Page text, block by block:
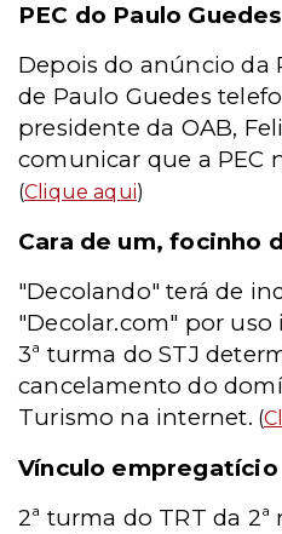
PEC do Paulo
Depois do anúncio da
de Paulo Guedes
presidente da OAB,
comunicar que a PEC
(Clique aqui)
Cara de um, focinho
"Decolando" terá de
"Decolar.com" por uso
3ª turma do STJ
cancelamento do
Turismo na internet. (
Vínculo empregatício
2ª turma do TRT da 2ª